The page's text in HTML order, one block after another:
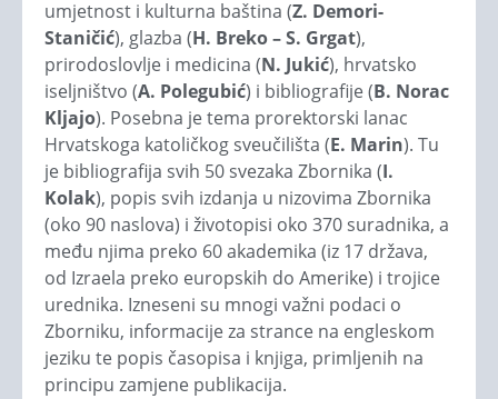
umjetnost i kulturna baština (Z. Demori-
Staničić), glazba (H. Breko – S. Grgat),
prirodoslovlje i medicina (N. Jukić), hrvatsko
iseljništvo (A. Polegubić) i bibliografije (B. Norac
Kljajo). Posebna je tema prorektorski lanac
Hrvatskoga katoličkog sveučilišta (E. Marin). Tu
je bibliografija svih 50 svezaka Zbornika (I.
Kolak), popis svih izdanja u nizovima Zbornika
(oko 90 naslova) i životopisi oko 370 suradnika, a
među njima preko 60 akademika (iz 17 država,
od Izraela preko europskih do Amerike) i trojice
urednika. Izneseni su mnogi važni podaci o
Zborniku, informacije za strance na engleskom
jeziku te popis časopisa i knjiga, primljenih na
principu zamjene publikacija.